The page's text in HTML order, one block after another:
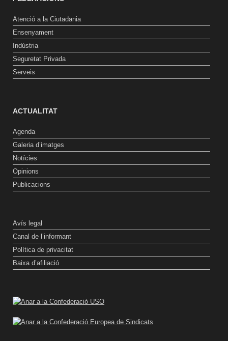
Atenció a la Ciutadania
Ensenyament
Indústria
Seguretat Privada
Serveis
ACTUALITAT
Agenda
Galeria d’imatges
Notícies
Opinions
Publicacions
Avís legal
Canal de l’informant
Política de privacitat
Baixa d’afiliació